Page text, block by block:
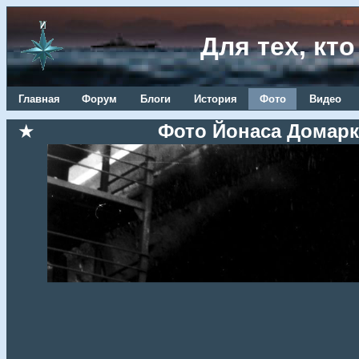
Для тех,
Главная Форум Блоги История Фото Видео
★ Фото Йонаса